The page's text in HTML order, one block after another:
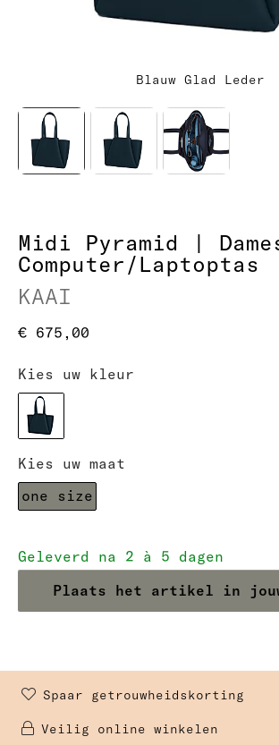
Blauw Glad Leder
Midi Pyramid |
Computer/Laptoptas
KAAI
€ 675,00
Kies uw kleur
Kies uw maat
one size
Geleverd na 2 à 5 dagen
Plaats het artikel in jouw
Spaar getrouwheidskorting
Veilig online winkelen